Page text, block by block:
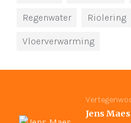
Regenwater Riolering
Vloerverwarming
Jens Maes